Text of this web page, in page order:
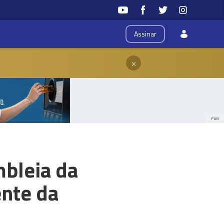
Assinar
×
PUB
da
da